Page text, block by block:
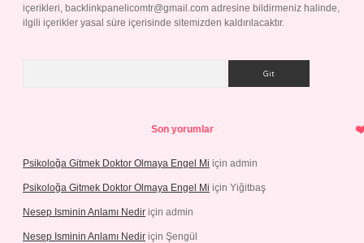
içerikleri, backlinkpanelicomtr@gmail.com adresine bildirmeniz halinde,
ilgili içerikler yasal süre içerisinde sitemizden kaldırılacaktır.
Son yorumlar
Psikoloğa Gitmek Doktor Olmaya Engel Mi için admin
Psikoloğa Gitmek Doktor Olmaya Engel Mi için Yiğitbaş
Nesep Isminin Anlamı Nedir için admin
Nesep Isminin Anlamı Nedir için Şengül